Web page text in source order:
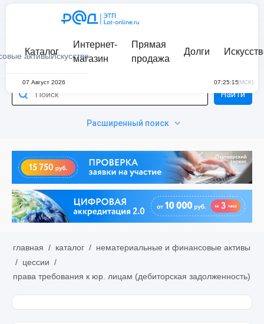
активыИскусство
Каталог
Интернет-
магазин
Прямая
продажа
Долги
07 Август 2026 07:25:15(МСК)
Расширенный поиск
Найти
главная / каталог / нематериальные и финансовые активы
/ цессии /
права требования к юр. лицам (дебиторская задолженность)